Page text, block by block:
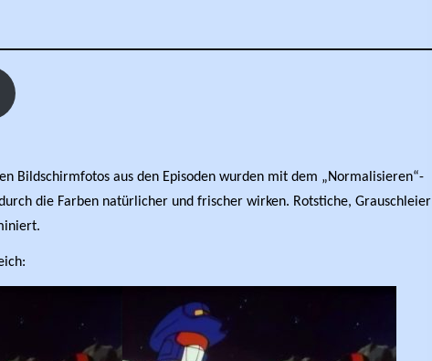
Bildschirmfotos aus den Episoden wurden mit dem „Normalisieren“-
die Farben natürlicher und frischer wirken. Rotstiche, Grauschleier